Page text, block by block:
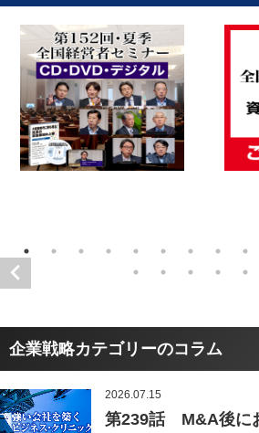
企業戦略カテゴリーのコラム
2026.07.15
第239話 M&A後に